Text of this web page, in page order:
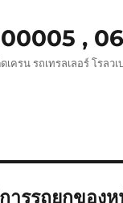
,
ครน รถเทรลเลอร์ โรล
ารรถยกของ